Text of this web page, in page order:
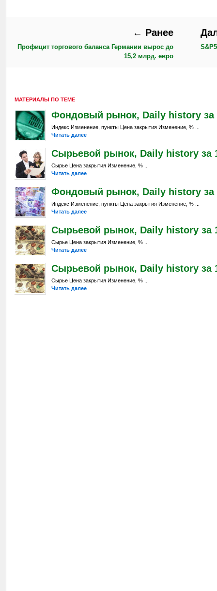
← Ранее
Профицит торгового баланса Германии вырос до
15,2 млрд. евро
МАТЕРИАЛЫ ПО ТЕМЕ
Фондовый рынок, Daily history за
Индекс Изменение, пункты Цена закрытия Изменение, % ...
Читать далее
Сырьевой рынок, Daily history за
Сырье Цена закрытия Изменение, % ...
Читать далее
Фондовый рынок, Daily history за
Индекс Изменение, пункты Цена закрытия Изменение, % ...
Читать далее
Сырьевой рынок, Daily history за
Сырье Цена закрытия Изменение, % ...
Читать далее
Сырьевой рынок, Daily history за
Сырье Цена закрытия Изменение, % ...
Читать далее